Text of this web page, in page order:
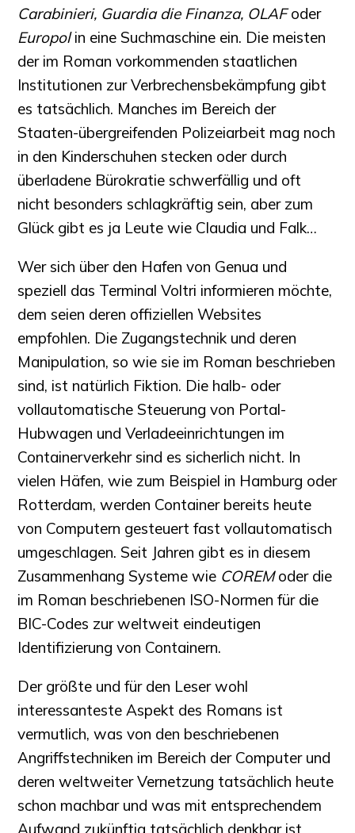
Carabinieri, Guardia die Finanza, OLAFoder
Europolin eine Suchmaschine ein. Die meisten
der im Roman vorkommenden staatlichen
Institutionen zur Verbrechensbekämpfung gibt
es tatsächlich. Manches im Bereich der
Staaten-übergreifenden Polizeiarbeit mag noch
in den Kinderschuhen stecken oder durch
überladene Bürokratie schwerfällig und oft
nicht besonders schlagkräftig sein, aber zum
Glück gibt es ja Leute wie Claudia und Falk…
Wer sich über den Hafen von Genua und
speziell das Terminal Voltri informieren möchte,
dem seien deren offiziellen Websites
empfohlen. Die Zugangstechnik und deren
Manipulation, so wie sie im Roman beschrieben
sind, ist natürlich Fiktion. Die halb- oder
vollautomatische Steuerung von Portal-
Hubwagen und Verladeeinrichtungen im
Container­verkehr sind es sicherlich nicht. In
vielen Häfen, wie zum Beispiel in Hamburg oder
Rotterdam, werden Container bereits heute
von Computern gesteuert fast vollautomatisch
umgeschlagen. Seit Jahren gibt es in diesem
Zusammenhang Systeme wie COREModer die
im Roman beschriebenen ISO-Normen für die
BIC-Codes zur weltweit eindeutigen
Identifizierung von Containern.
Der größte und für den Leser wohl
interessanteste Aspekt des Romans ist
vermutlich, was von den beschriebenen
Angriffstechniken im Bereich der Computer und
deren weltweiter Vernetzung tatsächlich heute
schon machbar und was mit entsprechendem
Aufwand zukünftig tatsächlich denkbar ist.